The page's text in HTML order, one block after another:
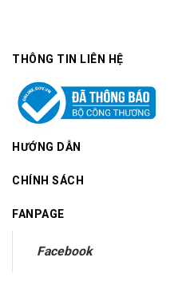
THÔNG TIN LIÊN HỆ
HƯỚNG DẪN
CHÍNH SÁCH
FANPAGE
Facebook